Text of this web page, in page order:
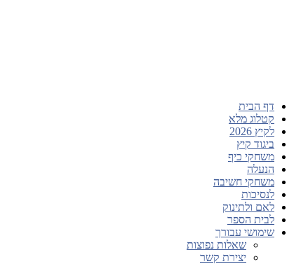
דף הבית
קטלוג מלא
לקיץ 2026
ביגוד קיץ
משחקי כיף
הנעלה
משחקי חשיבה
לנסיכות
לאם ולתינוק
לבית הספר
שימושי עבורך
שאלות נפוצות
יצירת קשר